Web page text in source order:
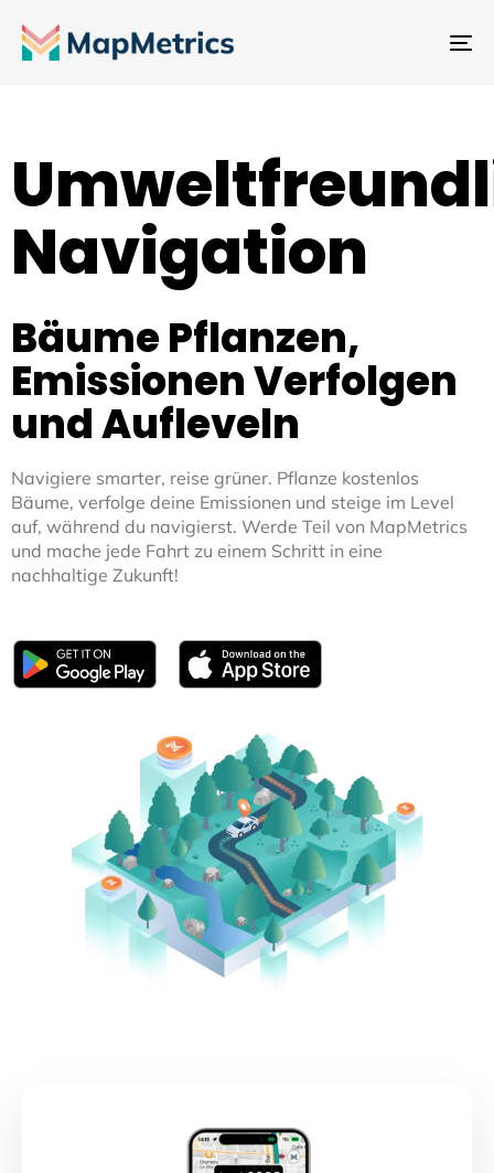
Navigation
Bäume Pflanzen,
Emissionen Verfolgen
und Aufleveln
Navigiere smarter, reise grüner. Pflanze kostenlos
Bäume, verfolge deine Emissionen und steige im Level
auf, während du navigierst. Werde Teil von MapMetrics
und mache jede Fahrt zu einem Schritt in eine
nachhaltige Zukunft!